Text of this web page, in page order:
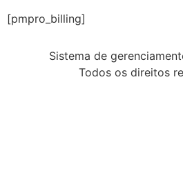
[pmpro_billing]
Sistema de
Todos os direitos